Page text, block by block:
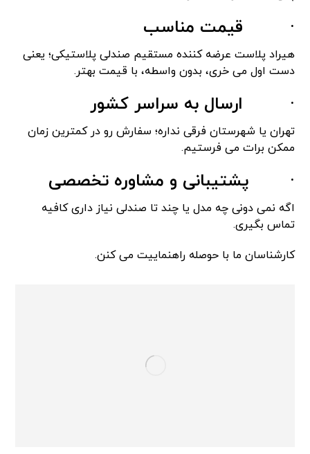
· قیمت مناسب
هیراد پلاست عرضه کننده مستقیم صندلی پلاستیکی؛ یعنی
دست اول می خری، بدون واسطه، با قیمت بهتر.
· ارسال به سراسر کشور
تهران یا شهرستان فرقی نداره؛ سفارش رو در کمترین زمان
ممکن برات می فرستیم.
· پشتیبانی و مشاوره تخصصی
اگه نمی دونی چه مدل یا چند تا صندلی نیاز داری کافیه
تماس بگیری.
کارشناسان ما با حوصله راهنماییت می کنن.